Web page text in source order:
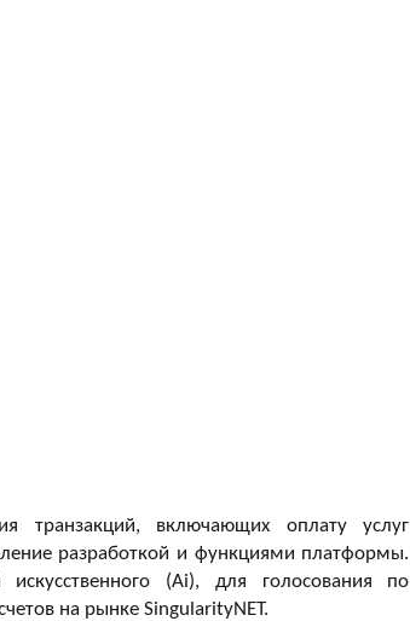
транзакций, включающих оплату услуг
разработкой и функциями платформы.
(Ai), для голосования по
на рынке SingularityNET.